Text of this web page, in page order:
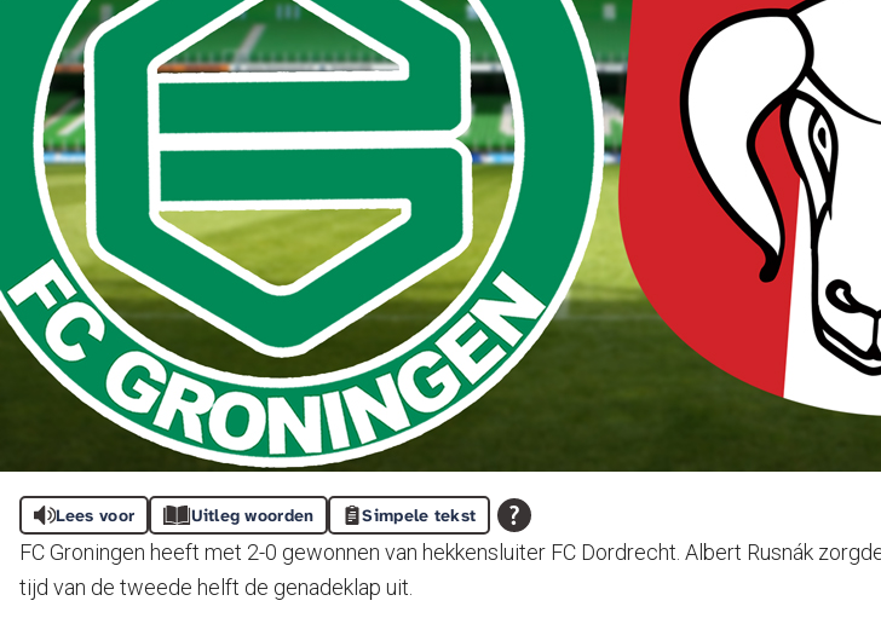
Lees voor Uitleg woorden Simpele tekst
FC Groningen heeft met 2-0 gewonnen van hekkensluiter FC Dordrecht. Albert Rusnák
tijd van de tweede helft de genadeklap uit.